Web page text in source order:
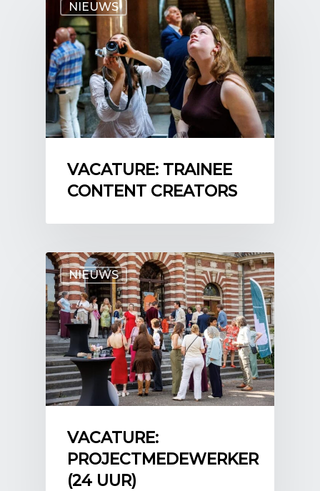
NIEUWS
VACATURE: TRAINEE
CONTENT CREATORS
NIEUWS
VACATURE:
PROJECTMEDEWERKER
(24 UUR)